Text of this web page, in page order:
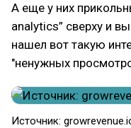
А еще у них
analytics” сверху и
нашел вот такую
"ненужных
Источник: